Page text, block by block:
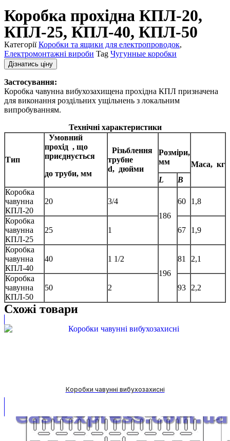
Коробка прохідна КПЛ-20,
КПЛ-25, КПЛ-40, КПЛ-50
Категорії Коробки та ящики для електропроводок,
Електромонтажні вироби Tag Чугунные коробки
Дізнатись ціну
Застосування:
Коробка чавунна вибухозахищена прохідна КПЛ призначена
для виконання роздільних ущільнень з локальним
випробуванням.
Технічні характеристики
Тип
Умовний
прохід , що
приєднується
до труби, мм
Різьблення
трубне
d, дюйми
Розміри,
мм
Маса, кг
L
В
Коробка
чавунна
КПЛ-20
20
3/4
186
60 1,8
Коробка
чавунна
КПЛ-25
25 1 67 1,9
Коробка
чавунна
КПЛ-40
40
1 1/2
196
81 2,1
Коробка
чавунна
КПЛ-50
50 2 93 2,2
Схожі товари
Коробки чавунні вибухозахисні